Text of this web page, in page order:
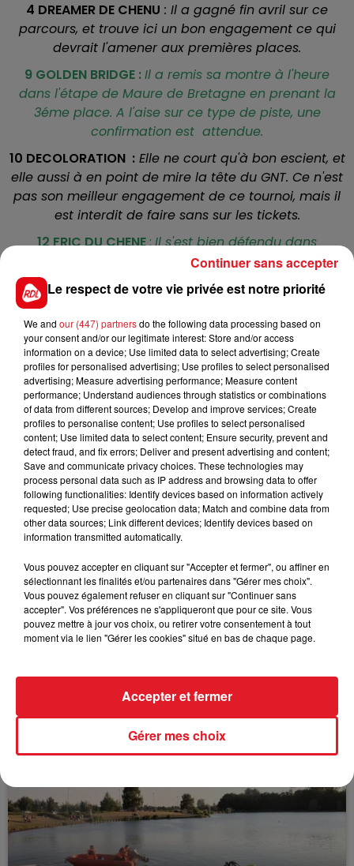
4 DREAMER DE CHENU : Il a gagné fin avril sur ce
parcours, et trouve ici un bon engagement ce qui
devrait l'amener aux premières places.
9 GOLDEN BRIDGE :Il a remis sa montre à l'heure
dans l'étape de Maure de Bretagne en prenant la
3éme place. A l'aise sur ce type de piste, une
confirmation est attendue.
10 DECOLORATION :Elle ne court qu'à bon escient, et
elle aussi à en point de mire la tête du GNT. Ce n'est
pas son meilleur engagement de ce tournoi, mais il
est interdit de faire sans sur les tickets.
12 FRIC DU CHENE:Il s'est bien défendu dans
l'épreuve du Croisé-Laroche en rendant la distance.
Avec un bon parcours, il peut refaire le même
résultat.
11 DEXTER CHATO :Il n'a pas fini si loin que ça des
premiers dans l'étape précedente à la 6éme place.
Il a meilleur que lui ici, mais en cas de défaillance il
peut terminer la combinaison de ce quinté.
*********
En direct des pistes :
LAVAL (R1) : 610 CROSSFIRE - 810 HALICIA BELLA
FIL D'ACTUS
BÉTHUNE: ENQUÊTE POUR HOMICIDE
VOLONTAIRE EN COURS, APRÈS LA...
Selon les premiers éléments, le logement servait
Le respect de votre vie privée est notre priorité
We and our (447) partnersdo the following data processing based on
your consent and/or our legitimate interest: Store and/or access
information on a device; Use limited data to select advertising; Create
profiles for personalised advertising; Use profiles to select personalised
advertising; Measure advertising performance; Measure content
performance; Understand audiences through statistics or combinations
of data from different sources; Develop and improve services; Create
profiles to personalise content; Use profiles to select personalised
content; Use limited data to select content; Ensure security, prevent and
detect fraud, and fix errors; Deliver and present advertising and content;
Save and communicate privacy choices. These technologies may
process personal data such as IP address and browsing data to offer
following functionalities: Identify devices based on information actively
requested; Use precise geolocation data; Match and combine data from
other data sources; Link different devices; Identify devices based on
information transmitted automatically.
Vous pouvez accepter en cliquant sur "Accepter et fermer", ou affiner en
sélectionnant les finalités et/ou partenaires dans "Gérer mes choix".
Vous pouvez également refuser en cliquant sur "Continuer sans
accepter". Vos préférences ne s'appliqueront que pour ce site. Vous
pouvez mettre à jour vos choix, ou retirer votre consentement à tout
moment via le lien "Gérer les cookies" situé en bas de chaque page.
Gérer mes choix
Accepter et fermer
Continuer sans accepter